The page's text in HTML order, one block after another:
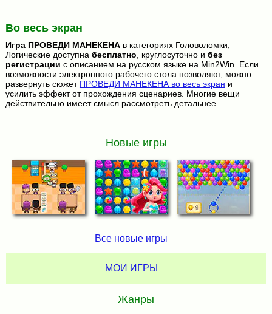
Во весь экран
Игра ПРОВЕДИ МАНЕКЕНАв категориях Головоломки,
Логические доступна бесплатно , круглосуточно и без
регистрации с описанием на русском языке на Min2Win. Если
возможности электронного рабочего стола позволяют, можно
развернуть сюжет ПРОВЕДИ МАНЕКЕНА во весь экран и
усилить эффект от прохождения сценариев. Многие вещи
действительно имеет смысл рассмотреть детальнее.
Новые игры
Все новые игры
МОИ ИГРЫ
Жанры